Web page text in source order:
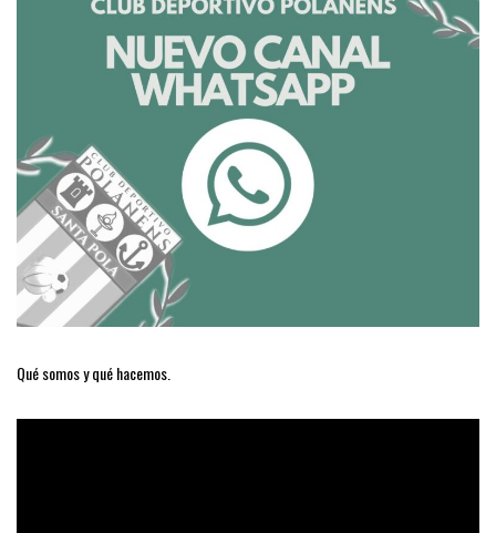
Qué somos y qué hacemos.